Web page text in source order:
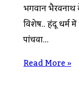
भगवान
विशेष.. हिंदू
पांचवा…
Read More »